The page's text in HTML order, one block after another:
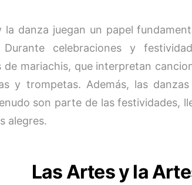
la danza juegan un papel
Durante celebraciones y
de mariachis, que interpretan
y trompetas. Además, las
son parte de las festividades,
alegres.
Las Artes y la